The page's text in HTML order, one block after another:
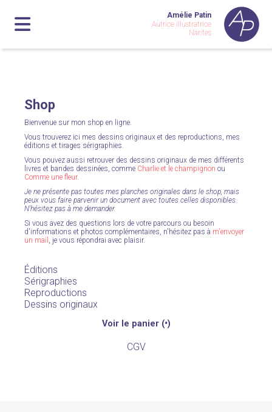
Amélie Patin
Autrice illustratrice
Nantes
Shop
Bienvenue sur mon shop en ligne.
Vous trouverez ici mes dessins originaux et des reproductions, mes
éditions et tirages sérigraphies.
Vous pouvez aussi retrouver des dessins originaux de mes différents
livres et bandes dessinées, comme Charlie et le champignon ou
Comme une fleur.
Je ne présente pas toutes mes planches originales dans le shop, mais
peux vous faire parvenir un document avec toutes celles disponibles.
N'hésitez pas à me demander.
Si vous avez des questions lors de votre parcours ou besoin
d'informations et photos complémentaires, n'hésitez pas à m'envoyer
un mail , je vous répondrai avec plaisir.
Éditions
Sérigraphies
Reproductions
Dessins originaux
Voir le panier (•)
CGV